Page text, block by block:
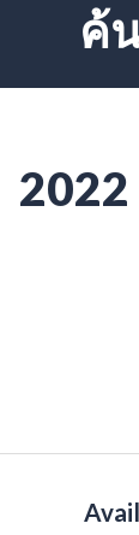
ค้